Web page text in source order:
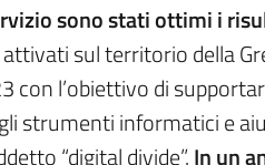
sono stati ottimi i
sul territorio della
con l’obiettivo di
strumenti informatici e
“digital divide”.In un